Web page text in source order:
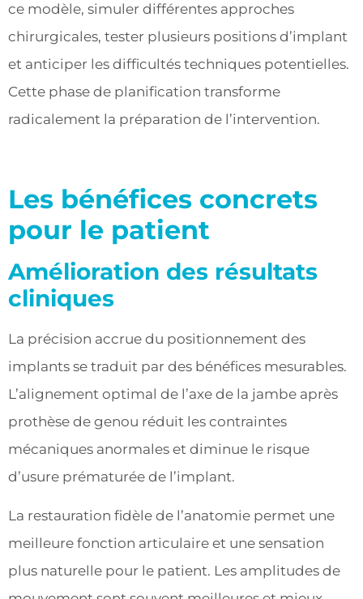
ce modèle, simuler différentes approches
chirurgicales, tester plusieurs positions d’implant
et anticiper les difficultés techniques potentielles.
Cette phase de planification transforme
radicalement la préparation de l’intervention.
Les bénéfices concrets
pour le patient
Amélioration des résultats
cliniques
La précision accrue du positionnement des
implants se traduit par des bénéfices mesurables.
L’alignement optimal de l’axe de la jambe après
prothèse de genou réduit les contraintes
mécaniques anormales et diminue le risque
d’usure prématurée de l’implant.
La restauration fidèle de l’anatomie permet une
meilleure fonction articulaire et une sensation
plus naturelle pour le patient. Les amplitudes de